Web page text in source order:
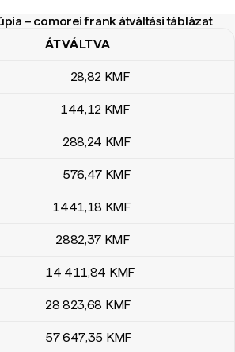
– comorei frank átváltási táblázat
– comorei frank átváltási táblázat
ÁTVÁLTVA
28,82 KMF
144,12 KMF
288,24 KMF
576,47 KMF
1441,18 KMF
2882,37 KMF
14 411,84 KMF
28 823,68 KMF
57 647,35 KMF